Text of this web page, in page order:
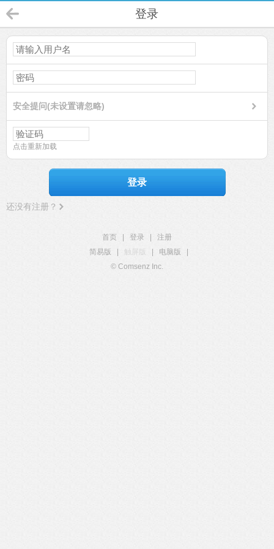
登录
安全提问(未设置请忽略)
点击重新加载
登录
还没有注册？
首页 登录
注册
简易版
触屏版 电脑版
© Comsenz Inc.